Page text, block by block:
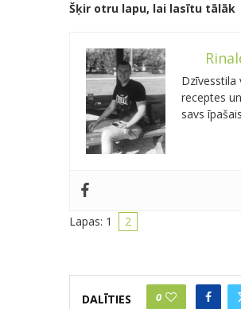
Šķir otru lapu, lai lasītu tālāk
Dzīvesstila
receptes
savs
Lapas: 1 2
DALĪTIES 0